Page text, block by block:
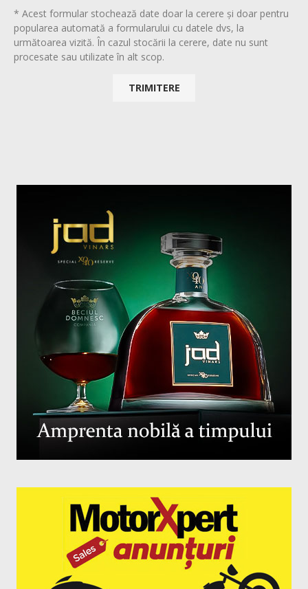
* Acest formular stochează date doar la cerere și doar pentru
popularea automată a formularului cu datele dvs, la
următoarea vizită. În cazul stocării la cerere, date nu sunt
procesate sau utilizate în alt scop.